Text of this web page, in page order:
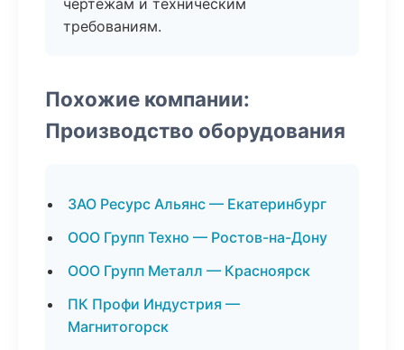
чертежам и техническим
требованиям.
Похожие компании:
Производство оборудования
ЗАО Ресурс Альянс — Екатеринбург
ООО Групп Техно — Ростов-на-Дону
ООО Групп Металл — Красноярск
ПК Профи Индустрия —
Магнитогорск